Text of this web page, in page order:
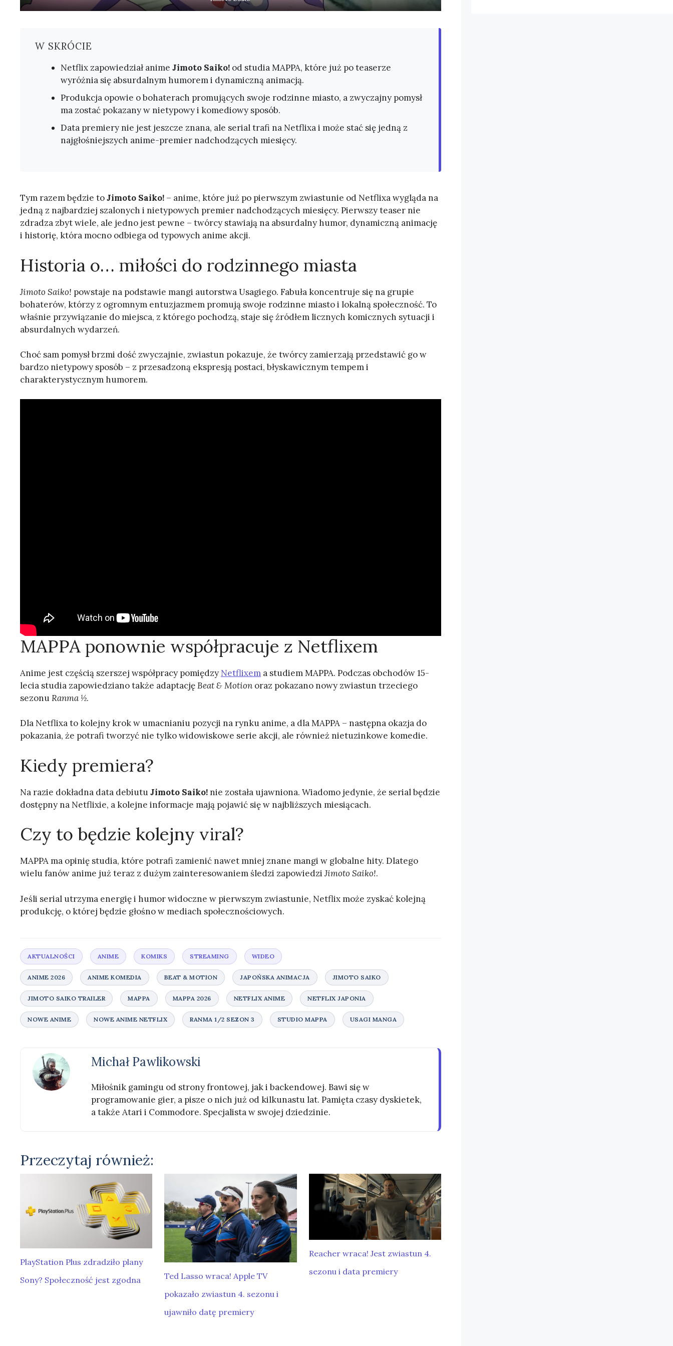
W SKRÓCIE
Netflix zapowiedział anime Jimoto Saiko! od studia MAPPA, które już po teaserze
wyróżnia się absurdalnym humorem i dynamiczną animacją.
Produkcja opowie o bohaterach promujących swoje rodzinne miasto, a zwyczajny pomysł
ma zostać pokazany w nietypowy i komediowy sposób.
Data premiery nie jest jeszcze znana, ale serial trafi na Netflixa i może stać się jedną z
najgłośniejszych anime-premier nadchodzących miesięcy.
Tym razem będzie toJimoto Saiko! – anime, które już po pierwszym zwiastunie od Netflixa wygląda na
jedną z najbardziej szalonych i nietypowych premier nadchodzących miesięcy. Pierwszy teaser nie
zdradza zbyt wiele, ale jedno jest pewne – twórcy stawiają na absurdalny humor, dynamiczną animację
i historię, która mocno odbiega od typowych anime akcji.
Historia o… miłości do rodzinnego miasta
Jimoto Saiko! powstaje na podstawie mangi autorstwa Usagiego. Fabuła koncentruje się na grupie
bohaterów, którzy z ogromnym entuzjazmem promują swoje rodzinne miasto i lokalną społeczność. To
właśnie przywiązanie do miejsca, z którego pochodzą, staje się źródłem licznych komicznych sytuacji i
absurdalnych wydarzeń.
Choć sam pomysł brzmi dość zwyczajnie, zwiastun pokazuje, że twórcy zamierzają przedstawić go w
bardzo nietypowy sposób – z przesadzoną ekspresją postaci, błyskawicznym tempem i
charakterystycznym humorem.
MAPPA ponownie współpracuje z Netflixem
Anime jest częścią szerszej współpracy pomiędzy Netflixem a studiem MAPPA. Podczas obchodów 15-
lecia studia zapowiedziano także adaptacjęBeat & Motion oraz pokazano nowy zwiastun trzeciego
sezonuRanma ½.
Dla Netflixa to kolejny krok w umacnianiu pozycji na rynku anime, a dla MAPPA – następna okazja do
pokazania, że potrafi tworzyć nie tylko widowiskowe serie akcji, ale również nietuzinkowe komedie.
Kiedy premiera?
Na razie dokładna data debiutuJimoto Saiko!nie została ujawniona. Wiadomo jedynie, że serial będzie
dostępny na Netflixie, a kolejne informacje mają pojawić się w najbliższych miesiącach.
Czy to będzie kolejny viral?
MAPPA ma opinię studia, które potrafi zamienić nawet mniej znane mangi w globalne hity. Dlatego
wielu fanów anime już teraz z dużym zainteresowaniem śledzi zapowiedziJimoto Saiko!.
Jeśli serial utrzyma energię i humor widoczne w pierwszym zwiastunie, Netflix może zyskać kolejną
produkcję, o której będzie głośno w mediach społecznościowych.
Michał Pawlikowski
Miłośnik gamingu od strony frontowej, jak i backendowej. Bawi się w
programowanie gier, a pisze o nich już od kilkunastu lat. Pamięta czasy dyskietek,
a także Atari i Commodore. Specjalista w swojej dziedzinie.
Przeczytaj również:
PlayStation Plus zdradziło plany
Sony? Społeczność jest zgodna
Ted Lasso wraca! Apple TV
pokazało zwiastun 4. sezonu i
ujawniło datę premiery
Reacher wraca! Jest zwiastun 4.
sezonu i data premiery